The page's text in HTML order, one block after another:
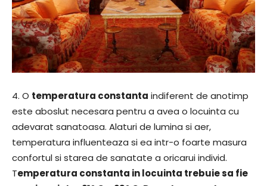
4. O temperatura constanta indiferent de anotimp
este aboslut necesara pentru a avea o locuinta cu
adevarat sanatoasa. Alaturi de lumina si aer,
temperatura influenteaza si ea intr-o foarte masura
confortul si starea de sanatate a oricarui individ.
Temperatura constanta in locuinta trebuie sa fie